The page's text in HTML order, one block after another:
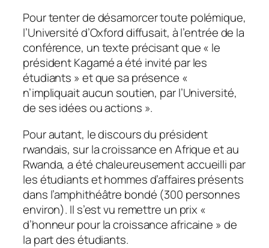
Pour tenter de désamorcer toute polémique,
l’Université d’Oxford diffusait, à l’entrée de la
conférence, un texte précisant que « le
président Kagamé a été invité par les
étudiants » et que sa présence «
n’impliquait aucun soutien, par l’Université,
de ses idées ou actions ».
Pour autant, le discours du président
rwandais, sur la croissance en Afrique et au
Rwanda, a été chaleureusement accueilli par
les étudiants et hommes d’affaires présents
dans l’amphithéâtre bondé (300 personnes
environ). Il s’est vu remettre un prix «
d’honneur pour la croissance africaine » de
la part des étudiants.